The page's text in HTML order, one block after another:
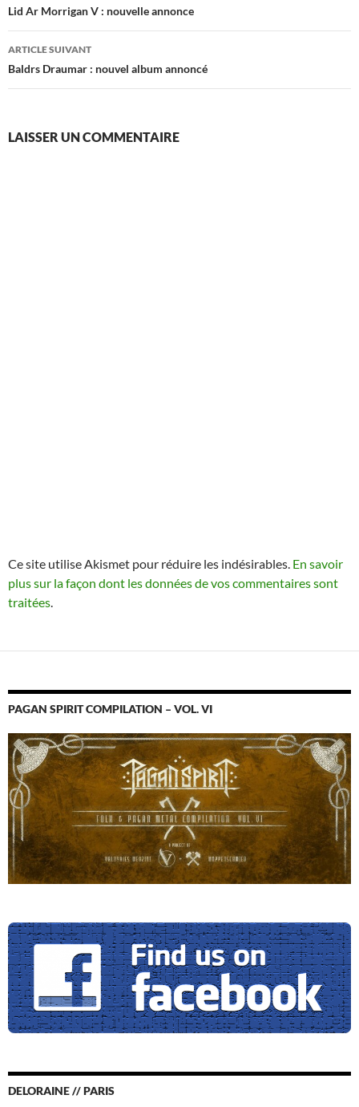
des
articles
Lid Ar Morrigan V : nouvelle annonce
ARTICLE SUIVANT
Baldrs Draumar : nouvel album annoncé
LAISSER UN COMMENTAIRE
Ce site utilise Akismet pour réduire les indésirables. En savoir
plus sur la façon dont les données de vos commentaires sont
traitées.
PAGAN SPIRIT COMPILATION – VOL. VI
DELORAINE // PARIS